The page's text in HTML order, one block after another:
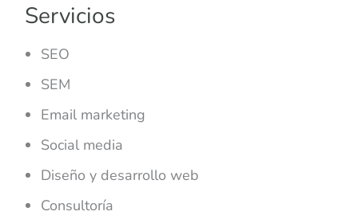
Servicios
SEO
SEM
Email marketing
Social media
Diseño y desarrollo web
Consultoría